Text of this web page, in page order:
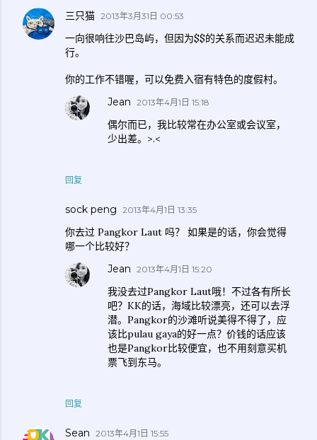
三只猫 2013年3月31日 00:53
一向很响往沙巴岛屿，但因为$$的关系而迟迟未能成
行。
你的工作不错喔，可以免费入宿有特色的度假村。
回复
Jean 2013年4月1日 15:18
偶尔而已，我比较常在办公室或会议室，
少出差。>.<
sock peng 2013年4月1日 13:35
你去过 Pangkor Laut 吗？ 如果是的话，你会觉得
哪一个比较好？
回复
Jean 2013年4月1日 15:20
我没去过Pangkor Laut哦！不过各有所长
吧？KK的话，海域比较漂亮，还可以去浮
潜。Pangkor的沙滩听说美得不得了，应
该比pulau gaya的好一点？价钱的话应该
也是Pangkor比较便宜，也不用刻意买机
票飞到东马。
Sean 2013年4月1日 15:55